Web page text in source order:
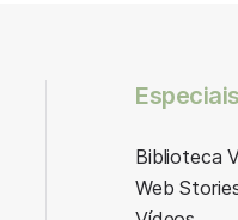
Especiais
Biblioteca
Web